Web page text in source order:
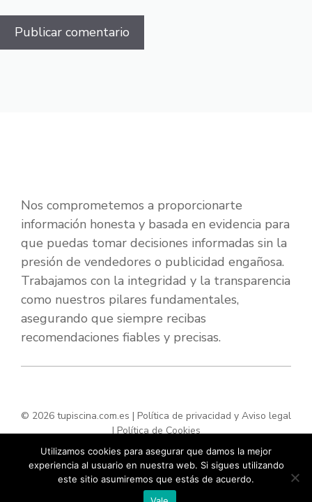
Nos comprometemos a proporcionarte
información honesta y basada en evidencia para
que puedas tomar decisiones informadas sin la
presión de vendedores o publicidad engañosa.
Trabajamos con la integridad y la transparencia
como nuestros pilares fundamentales,
asegurando que siempre recibas
recomendaciones fiables y precisas.
© 2026 tupiscina.com.es | Política de privacidad y Aviso legal
|Política de Cookies
Utilizamos cookies para asegurar que damos la mejor
experiencia al usuario en nuestra web. Si sigues utilizando
este sitio asumiremos que estás de acuerdo.